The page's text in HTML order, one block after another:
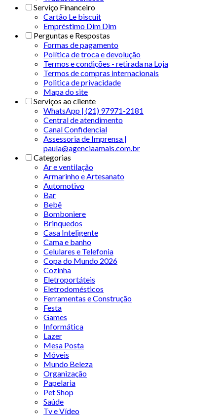
Serviço Financeiro
Cartão Le biscuit
Empréstimo Dim Dim
Perguntas e Respostas
Formas de pagamento
Política de troca e devolução
Termos e condições - retirada na Loja
Termos de compras internacionais
Politica de privacidade
Mapa do site
Serviços ao cliente
WhatsApp | (21) 97971-2181
Central de atendimento
Canal Confidencial
Assessoria de Imprensa |
paula@agenciaamais.com.br
Categorias
Ar e ventilação
Armarinho e Artesanato
Automotivo
Bar
Bebê
Bomboniere
Brinquedos
Casa Inteligente
Cama e banho
Celulares e Telefonia
Copa do Mundo 2026
Cozinha
Eletroportáteis
Eletrodomésticos
Ferramentas e Construção
Festa
Games
Informática
Lazer
Mesa Posta
Móveis
Mundo Beleza
Organização
Papelaria
Pet Shop
Saúde
Tv e Vídeo